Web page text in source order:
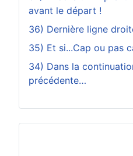
avant le départ !
36) Dernière ligne
35) Et si...Cap ou pas
34) Dans la
précédente…